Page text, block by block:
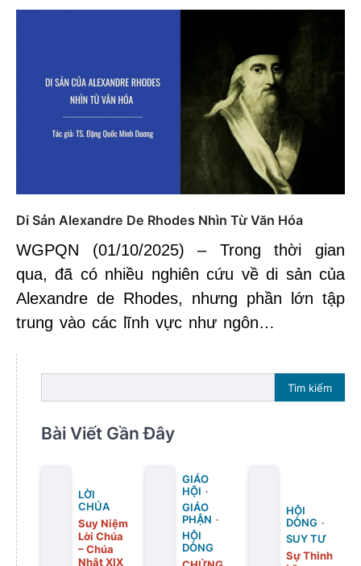
Di Sản Alexandre De Rhodes Nhìn Từ Văn Hóa
WGPQN (01/10/2025) – Trong thời gian
qua, đã có nhiều nghiên cứu về di sản của
Alexandre de Rhodes, nhưng phần lớn tập
trung vào các lĩnh vực như ngôn…
Tìm kiếm
Bài Viết Gần Đây
LỜI
CHÚA
Suy Niệm
Lời Chúa
– Chúa
Nhật XIX
GIÁO
HỘI
GIÁO
PHẬN
HỘI
DÒNG
HỘI
DÒNG
SUY TƯ
Sự Thinh